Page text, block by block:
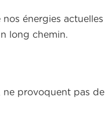
énergies actuelles
long chemin.
ne provoquent pas de